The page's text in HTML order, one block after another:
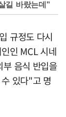
길 바랐는데"
규정도 다시
인 MCL 시네
음식 반입을
있다"고 명